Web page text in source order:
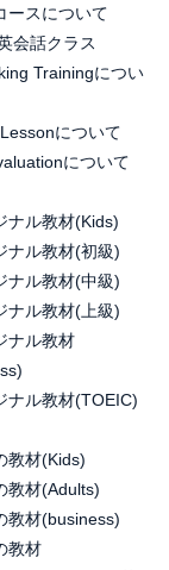
ースについて
会話クラス
Trainingについ
について
について
ナル教材(Kids)
ナル教材(初級)
ナル教材(中級)
ナル教材(上級)
ナル教材
ナル教材(TOEIC)
教材(Kids)
教材(Adults)
教材(business)
教材